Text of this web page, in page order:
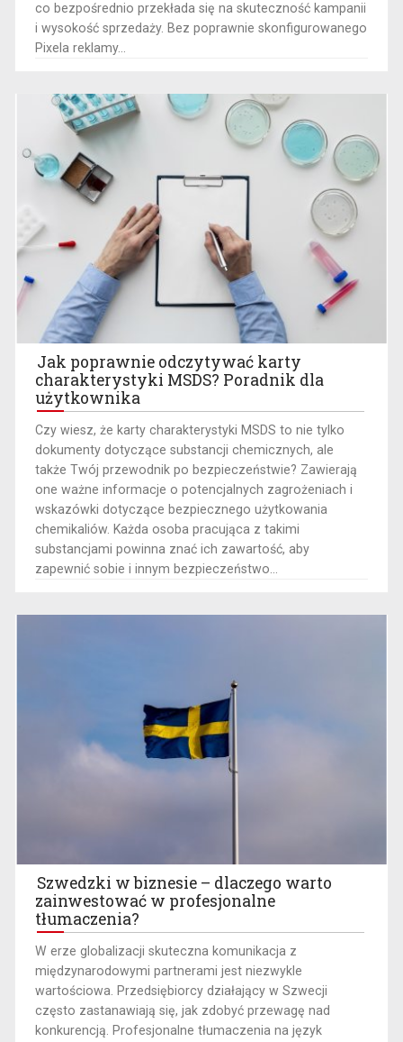
co bezpośrednio przekłada się na skuteczność kampanii
i wysokość sprzedaży. Bez poprawnie skonfigurowanego
Pixela reklamy...
Jak poprawnie odczytywać karty
charakterystyki MSDS? Poradnik dla
użytkownika
​Czy wiesz, że karty charakterystyki MSDS to nie tylko
dokumenty dotyczące substancji chemicznych, ale
także Twój przewodnik po bezpieczeństwie? Zawierają
one ważne informacje o potencjalnych zagrożeniach i
wskazówki dotyczące bezpiecznego użytkowania
chemikaliów. Każda osoba pracująca z takimi
substancjami powinna znać ich zawartość, aby
zapewnić sobie i innym bezpieczeństwo...
Szwedzki w biznesie – dlaczego warto
zainwestować w profesjonalne
tłumaczenia?
W erze globalizacji skuteczna komunikacja z
międzynarodowymi partnerami jest niezwykle
wartościowa. Przedsiębiorcy działający w Szwecji
często zastanawiają się, jak zdobyć przewagę nad
konkurencją. Profesjonalne tłumaczenia na język